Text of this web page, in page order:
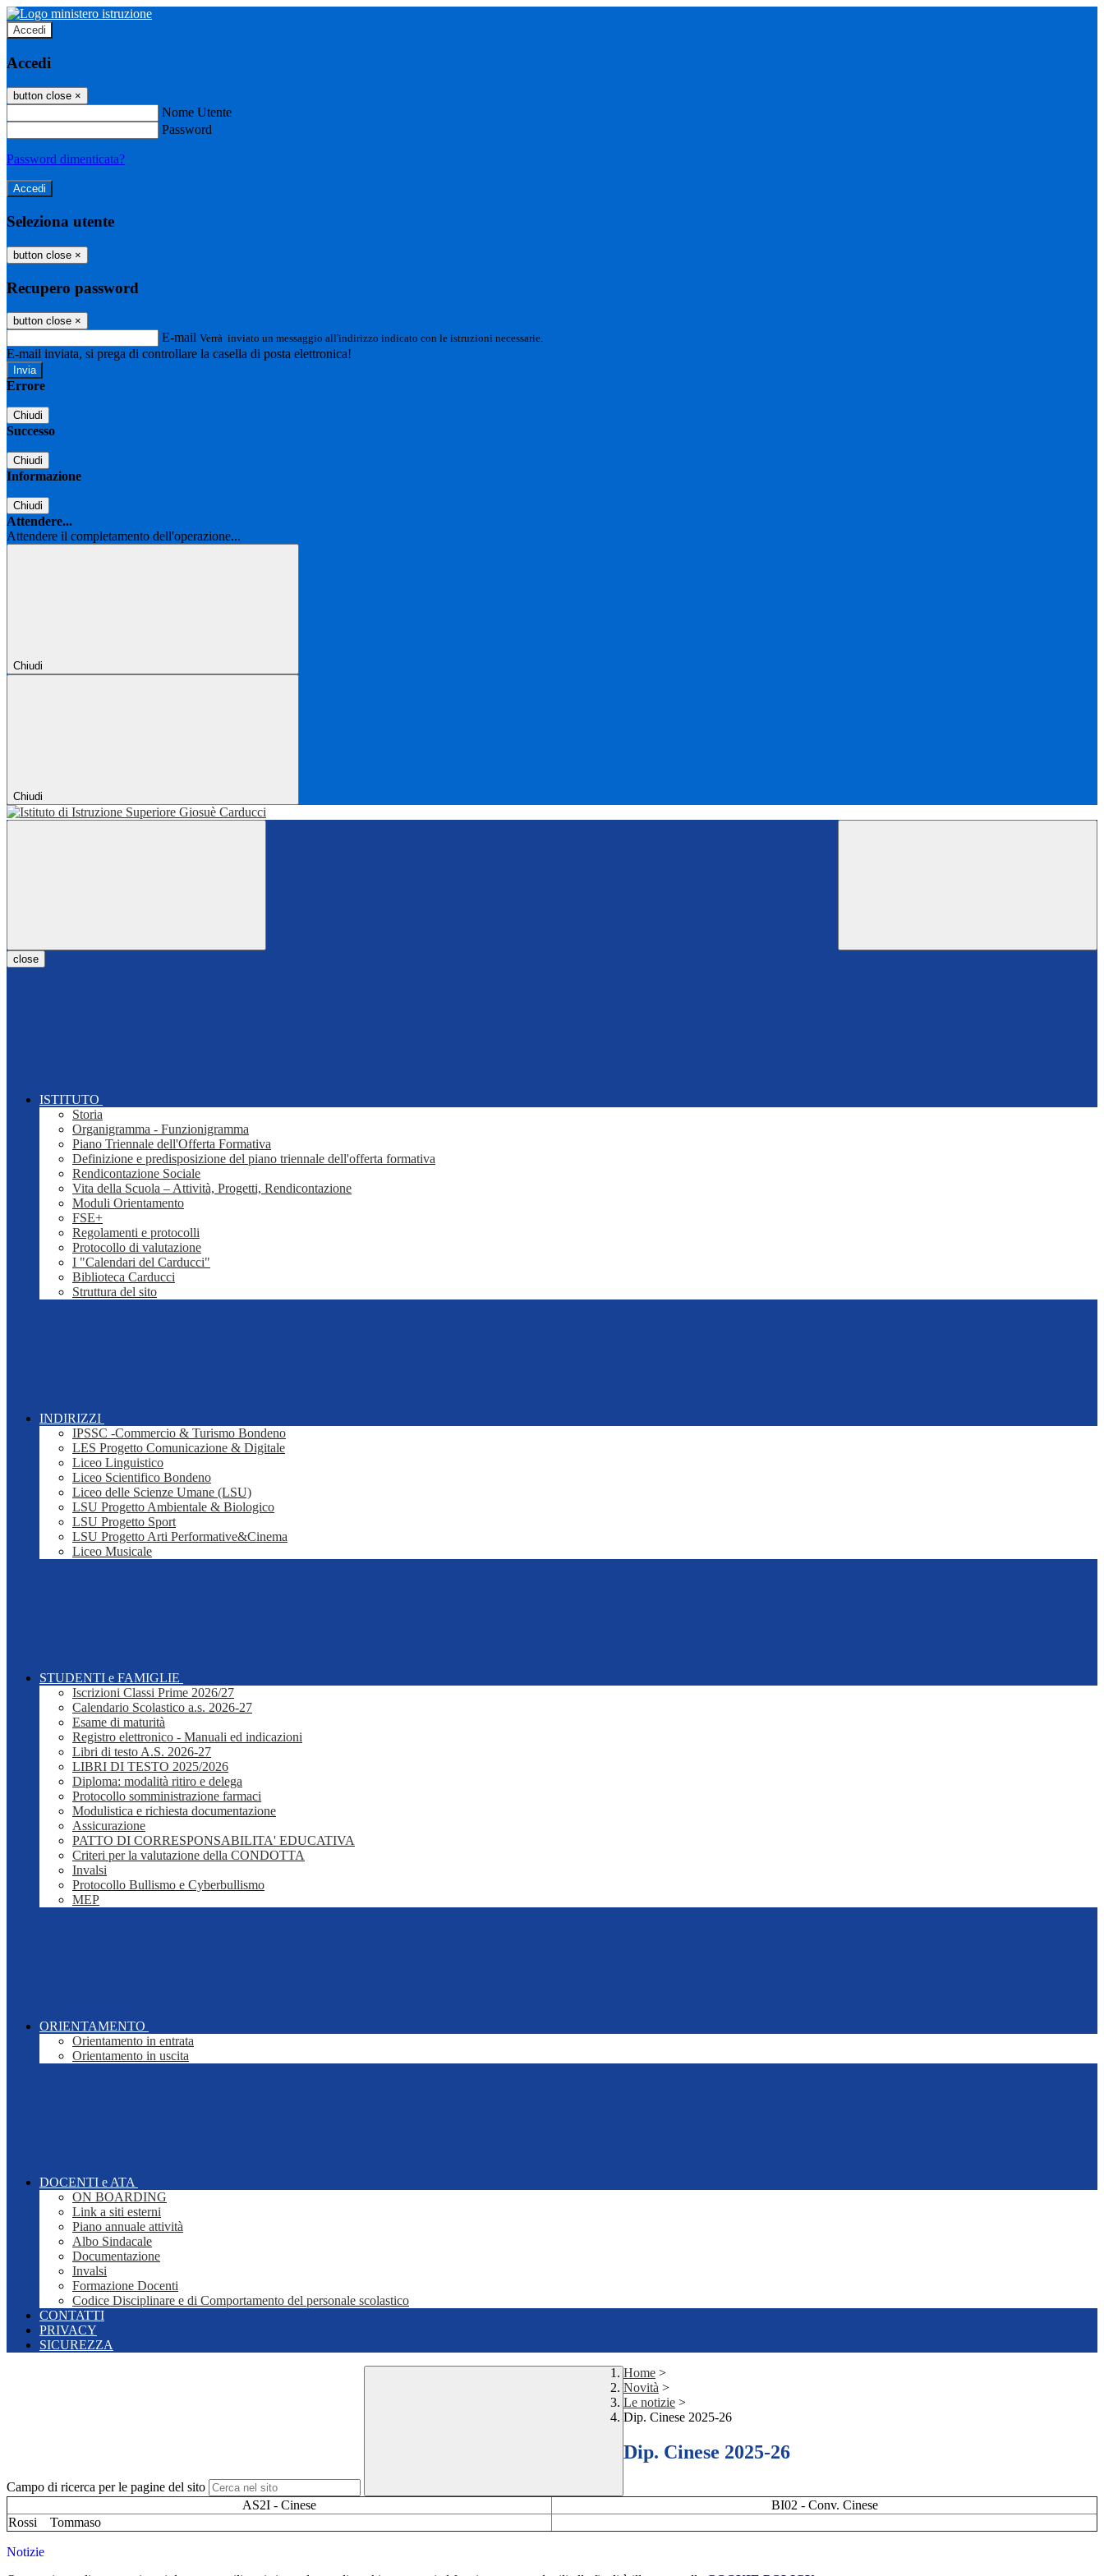
Accedi
Accedi
button close ×
Nome Utente
Password
Password dimenticata?
Seleziona utente
button close ×
Recupero password
button close ×
E-mail Verrà inviato un messaggio all'indirizzo indicato con le istruzioni necessarie.
E-mail inviata, si prega di controllare la casella di posta elettronica!
Errore
Chiudi
Successo
Chiudi
Informazione
Chiudi
Attendere...
Attendere il completamento dell'operazione...
Chiudi
Chiudi
close
ISTITUTO
Storia
Organigramma - Funzionigramma
Piano Triennale dell'Offerta Formativa
Definizione e predisposizione del piano triennale dell'offerta formativa
Rendicontazione Sociale
Vita della Scuola – Attività, Progetti, Rendicontazione
Moduli Orientamento
FSE+
Regolamenti e protocolli
Protocollo di valutazione
I "Calendari del Carducci"
Biblioteca Carducci
Struttura del sito
INDIRIZZI
IPSSC -Commercio & Turismo Bondeno
LES Progetto Comunicazione & Digitale
Liceo Linguistico
Liceo Scientifico Bondeno
Liceo delle Scienze Umane (LSU)
LSU Progetto Ambientale & Biologico
LSU Progetto Sport
LSU Progetto Arti Performative&Cinema
Liceo Musicale
STUDENTI e FAMIGLIE
Iscrizioni Classi Prime 2026/27
Calendario Scolastico a.s. 2026-27
Esame di maturità
Registro elettronico - Manuali ed indicazioni
Libri di testo A.S. 2026-27
LIBRI DI TESTO 2025/2026
Diploma: modalità ritiro e delega
Protocollo somministrazione farmaci
Modulistica e richiesta documentazione
Assicurazione
PATTO DI CORRESPONSABILITA' EDUCATIVA
Criteri per la valutazione della CONDOTTA
Invalsi
Protocollo Bullismo e Cyberbullismo
MEP
ORIENTAMENTO
Orientamento in entrata
Orientamento in uscita
DOCENTI e ATA
ON BOARDING
Link a siti esterni
Piano annuale attività
Albo Sindacale
Documentazione
Invalsi
Formazione Docenti
Codice Disciplinare e di Comportamento del personale scolastico
CONTATTI
PRIVACY
SICUREZZA
Campo di ricerca per le pagine del sito
Home >
Novità >
Le notizie >
Dip. Cinese 2025-26
Dip. Cinese 2025-26
AS2I - Cinese
BI02 - Conv. Cinese
Rossi Tommaso
Notizie